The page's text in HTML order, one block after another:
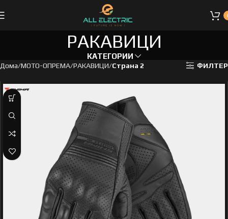
РАКАВИЦИ
КАТЕГОРИИ
Дома МОТО-ОПРЕМА РАКАВИЦИ Страна 2 ФИЛТЕР